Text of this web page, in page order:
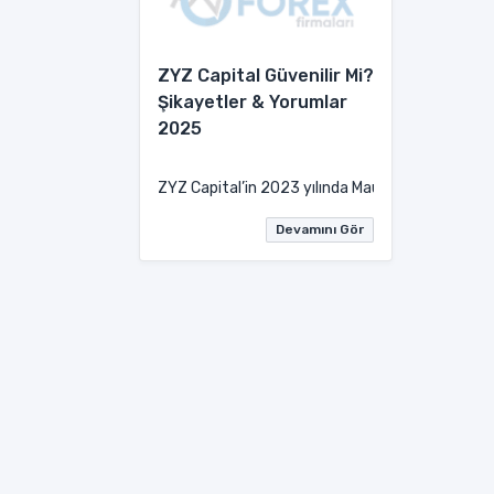
ZYZ Capital Güvenilir Mi?
Şikayetler & Yorumlar
2025
ZYZ Capital’in 2023 yılında Mauritius
Devamını Gör